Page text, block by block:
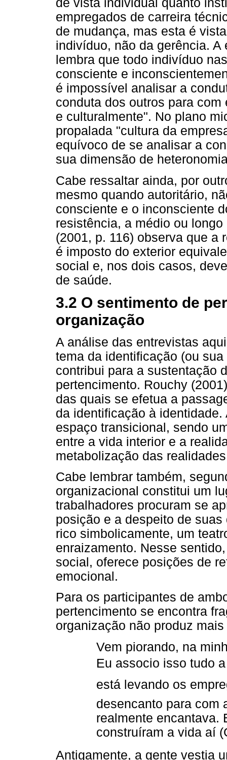
de vista individual quanto
empregados de carreira
de mudança, mas esta é
indivíduo, não da gerência.
lembra que todo indivíduo
consciente e
é impossível analisar a
conduta dos outros para
e culturalmente". No plano
propalada "cultura da
equívoco de se analisar a
sua dimensão de
Cabe ressaltar ainda, por
mesmo quando autoritário,
consciente e o inconsciente
resistência, a médio ou
(2001, p. 116) observa que a
é imposto do exterior
social e, nos dois casos,
de saúde.
3.2 O sentimento de
organização
A análise das entrevistas
tema da identificação (ou
contribui para a sustentação
pertencimento. Rouchy
das quais se efetua a
da identificação à
espaço transicional, sendo
entre a vida interior e a
metabolização das
Cabe lembrar também,
organizacional constitui um
trabalhadores procuram se
posição e a despeito de
rico simbolicamente, um
enraizamento. Nesse
social, oferece posições de
emocional.
Para os participantes de
pertencimento se encontra
organização não produz
Vem piorando, na
Eu associo isso tudo
está levando os
desencanto para com
realmente encantava.
construíram a vida aí
Antigamente, a gente vestia